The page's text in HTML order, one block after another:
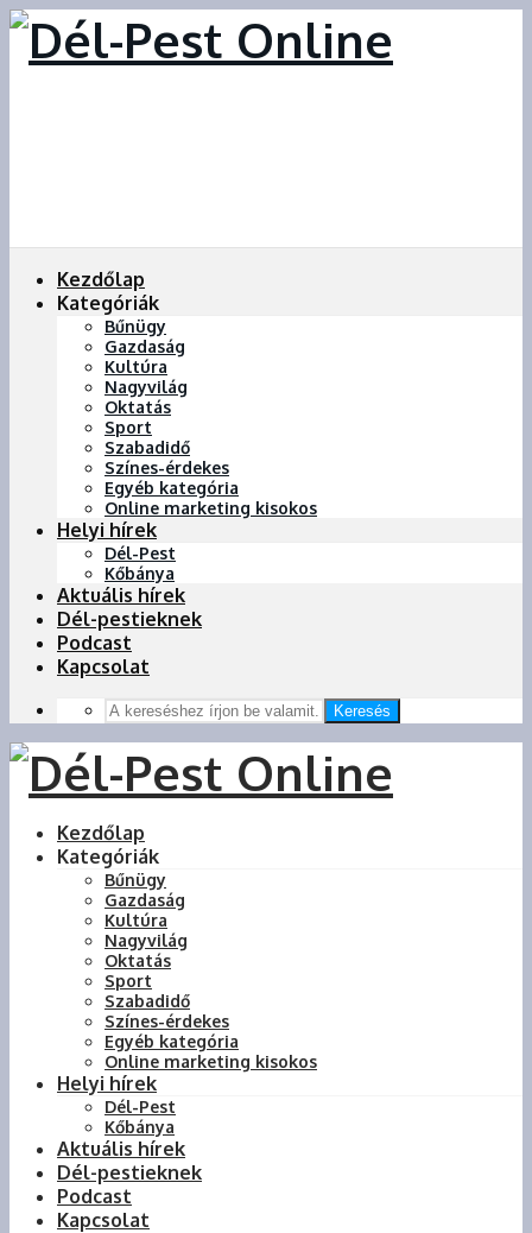
Kezdőlap
Kategóriák
Bűnügy
Gazdaság
Kultúra
Nagyvilág
Oktatás
Sport
Szabadidő
Színes-érdekes
Egyéb kategória
Online marketing kisokos
Helyi hírek
Dél-Pest
Kőbánya
Aktuális hírek
Dél-pestieknek
Podcast
Kapcsolat
Keresés
Kezdőlap
Kategóriák
Bűnügy
Gazdaság
Kultúra
Nagyvilág
Oktatás
Sport
Szabadidő
Színes-érdekes
Egyéb kategória
Online marketing kisokos
Helyi hírek
Dél-Pest
Kőbánya
Aktuális hírek
Dél-pestieknek
Podcast
Kapcsolat